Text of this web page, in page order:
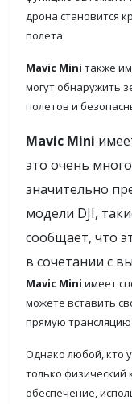
дрона становится
полета.
Mavic Mini также
могут обнаружить
полетов и
Mavic Mini
это очень
значительно
модели DJI,
сообщает, что
в сочетании с
Mavic Mini имеет
можете вставить
прямую трансляцию
Однако любой, кто
только физический
обеспечение,